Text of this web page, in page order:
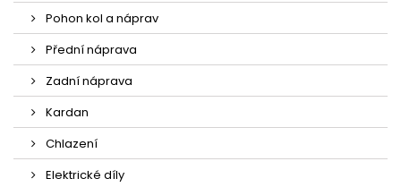
Pohon kol a náprav
Přední náprava
Zadní náprava
Kardan
Chlazení
Elektrické díly